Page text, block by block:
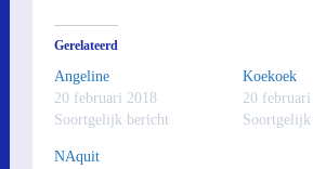
Gerelateerd
Angeline
20 februari 2018
Soortgelijk bericht
Koekoek
20
NAquit